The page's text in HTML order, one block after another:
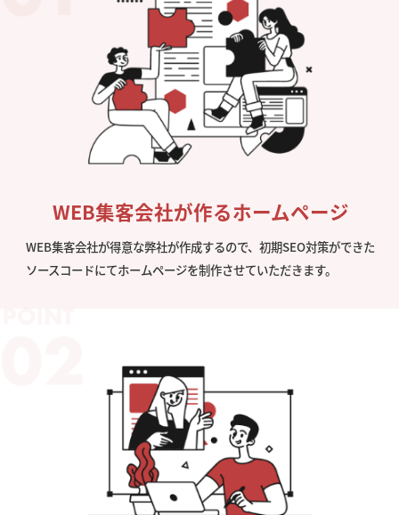
WEB集客会社が作るホームページ
WEB集客会社が得意な弊社が作成するので、初期SEO対策ができた
ソースコードにてホームページを制作させていただきます。